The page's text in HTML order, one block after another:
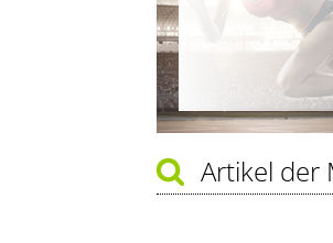
Artikel der